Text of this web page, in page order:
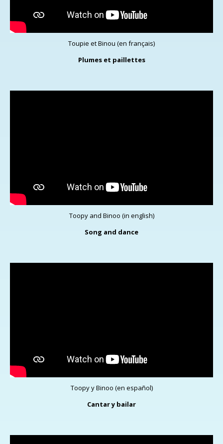
Toupie et Binou (en français)
Plumes et paillettes
Toopy and Binoo (in english)
Song and dance
Toopy y Binoo (en español)
Cantar y bailar